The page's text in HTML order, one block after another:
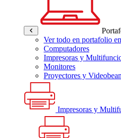
Ver todo en portafolio
Computadores
Impresoras y
Monitores
Proyectores y
Impresoras y